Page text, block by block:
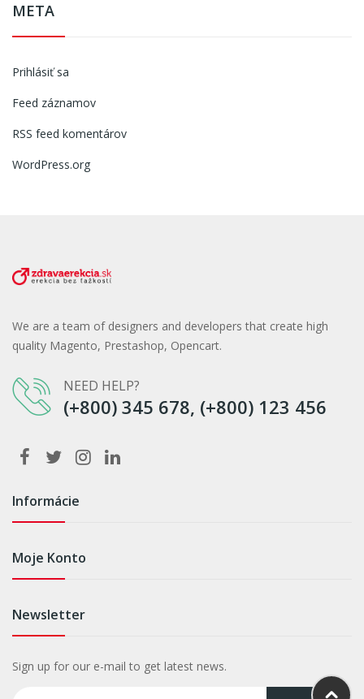
META
Prihlásiť sa
Feed záznamov
RSS feed komentárov
WordPress.org
We are a team of designers and developers that create high
quality Magento, Prestashop, Opencart.
NEED HELP?
(+800) 345 678, (+800) 123 456
Informácie
Moje Konto
Newsletter
Sign up for our e-mail to get latest news.